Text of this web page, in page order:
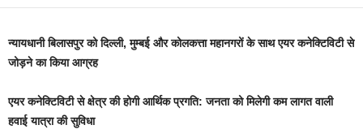
न्यायधानी बिलासपुर को दिल्ली, मुम्बई और कोलकत्ता महानगरों के साथ एयर कनेक्टिविटी से
जोड़ने का किया आग्रह
एयर कनेक्टिविटी से क्षेत्र की होगी आर्थिक प्रगति: जनता को मिलेगी कम लागत वाली
हवाई यात्रा की सुविधा